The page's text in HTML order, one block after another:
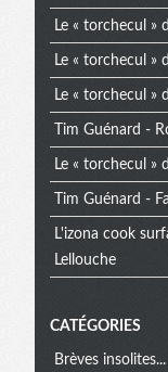
Le « torchecul »
Le « torchecul »
Le « torchecul »
Tim Guénard -
Le « torchecul »
Tim Guénard -
L'izona cook
Lellouche
CATÉGORIES
Brèves insolites...